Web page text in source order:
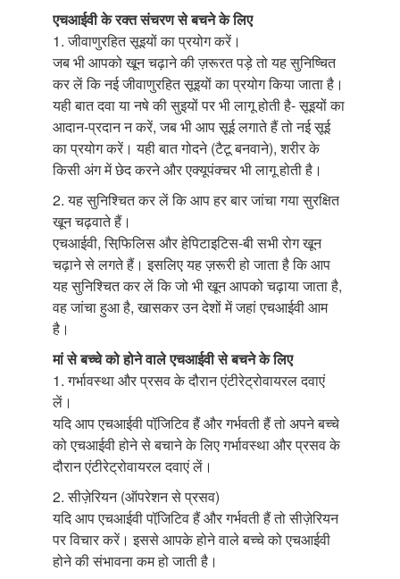
एचआईवी के रक्त संचरण से बचने के लिए
1. जीवाणुरहित सूइयों का प्रयोग करें।
जब भी आपको खून चढ़ाने की ज़रूरत पड़े तो यह सुनिष्चित
कर लें कि नई जीवाणुरहित सूइयों का प्रयोग किया जाता है।
यही बात दवा या नषे की सुइयों पर भी लागू होती है- सूइयों का
आदान-प्रदान न करें, जब भी आप सूई लगाते हैं तो नई सूई
का प्रयोग करें। यही बात गोदने (टैटू बनवाने), शरीर के
किसी अंग में छेद करने और एक्यूपंक्चर भी लागू होती है।
2. यह सुनिश्चित कर लें कि आप हर बार जांचा गया सुरक्षित
खून चढ़वाते हैं।
एचआईवी, सिफि़लिस और हेपिटाइटिस-बी सभी रोग खून
चढ़ाने से लगते हैं। इसलिए यह ज़रूरी हो जाता है कि आप
यह सुनिश्चित कर लें कि जो भी खून आपको चढ़ाया जाता है,
वह जांचा हुआ है, खासकर उन देशों में जहां एचआईवी आम
है।
मां से बच्चे को होने वाले एचआईवी से बचने के लिए
1. गर्भावस्था और प्रसव के दौरान एंटीरेट्रोवायरल दवाएं
लें।
यदि आप एचआईवी पॉजि़टिव हैं और गर्भवती हैं तो अपने बच्चे
को एचआईवी होने से बचाने के लिए गर्भावस्था और प्रसव के
दौरान एंटीरेट्रोवायरल दवाएं लें।
2. सीज़ेरियन (ऑपरेशन से प्रसव)
यदि आप एचआईवी पॉजि़टिव हैं और गर्भवती हैं तो सीज़ेरियन
पर विचार करें। इससे आपके होने वाले बच्चे को एचआईवी
होने की संभावना कम हो जाती है।